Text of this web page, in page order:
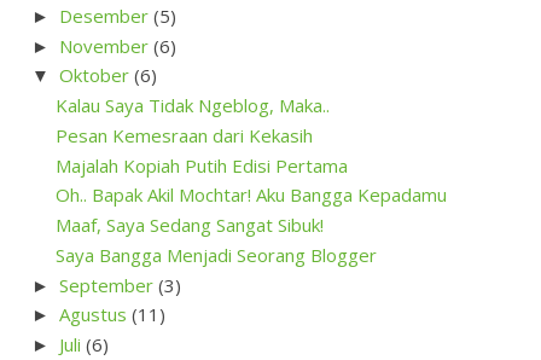
► Desember (5)
► November (6)
▼ Oktober (6)
Kalau Saya Tidak Ngeblog, Maka..
Pesan Kemesraan dari Kekasih
Majalah Kopiah Putih Edisi Pertama
Oh.. Bapak Akil Mochtar! Aku Bangga Kepadamu
Maaf, Saya Sedang Sangat Sibuk!
Saya Bangga Menjadi Seorang Blogger
► September (3)
► Agustus (11)
► Juli (6)